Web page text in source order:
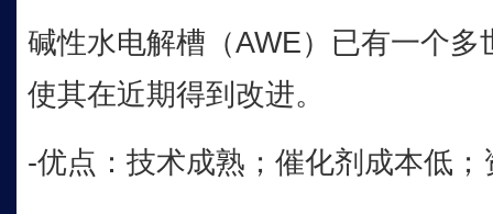
碱性水电解槽（AWE）已有一个
使其在近期得到改进。
-优点：技术成熟；催化剂成本低；